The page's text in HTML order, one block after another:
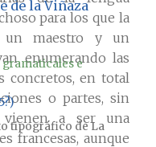
para los que la
un maestro y un
enumerando las
concretos, en total
o partes, sin
a ser una
francesas, aunque
de la Viñaza
e
tipográfico de La